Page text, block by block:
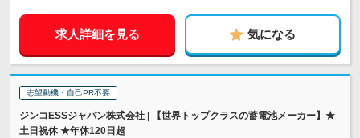
求人詳細を見る 気になる
志望動機・自己PR不要
ジンコESSジャパン株式会社 | 【世界トップクラスの蓄電池メーカー】★
土日祝休 ★年休120日超